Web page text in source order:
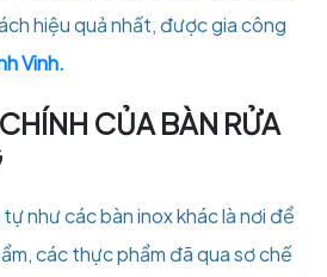
hiệu quả nhất, được gia công
Vinh.
CỦA BÀN RỬA
như các bàn inox khác là nơi để
các thực phẩm đã qua sơ chế